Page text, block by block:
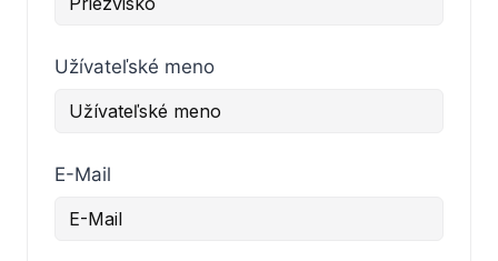
Užívateľské meno
E-Mail